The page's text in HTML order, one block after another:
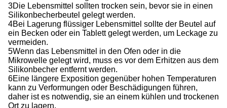
3Die Lebensmittel sollten trocken sein, bevor sie in einen
Silikonbecherbeutel gelegt werden.
4Bei Lagerung flüssiger Lebensmittel sollte der Beutel auf
ein Becken oder ein Tablett gelegt werden, um Leckage zu
vermeiden.
5Wenn das Lebensmittel in den Ofen oder in die
Mikrowelle gelegt wird, muss es vor dem Erhitzen aus dem
Silikonbecher entfernt werden.
6Eine längere Exposition gegenüber hohen Temperaturen
kann zu Verformungen oder Beschädigungen führen,
daher ist es notwendig, sie an einem kühlen und trockenen
Ort zu lagern.